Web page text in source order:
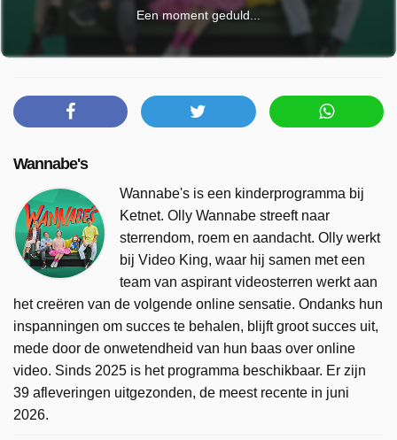
Een moment geduld...
Wannabe's
Wannabe's is een kinderprogramma bij
Ketnet. Olly Wannabe streeft naar
sterrendom, roem en aandacht. Olly werkt
bij Video King, waar hij samen met een
team van aspirant videosterren werkt aan
het creëren van de volgende online sensatie. Ondanks hun
inspanningen om succes te behalen, blijft groot succes uit,
mede door de onwetendheid van hun baas over online
video. Sinds 2025 is het programma beschikbaar. Er zijn
39 afleveringen uitgezonden, de meest recente in juni
2026.